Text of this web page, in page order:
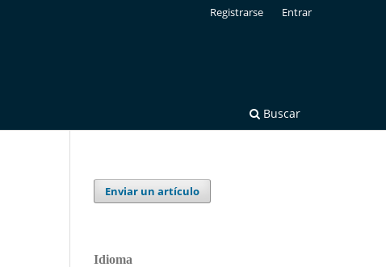
Buscar
Registrarse Entrar
Enviar un artículo
Idioma